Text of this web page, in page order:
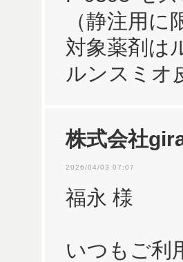
（静注用
対象薬剤は
ルンスミオ
株式会社
2026/04/03 07:07
福永 様
いつもご利